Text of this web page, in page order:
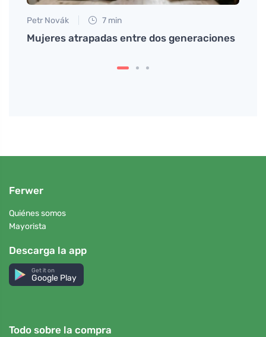
Petr Novák 7 min
Mujeres atrapadas entre dos generaciones
Ferwer
Quiénes somos
Mayorista
Descarga la app
Get it on
Google Play
Todo sobre la compra